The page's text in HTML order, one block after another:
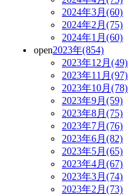
2024年3月(60)
2024年2月(75)
2024年1月(60)
open2023年(854)
2023年12月(49)
2023年11月(97)
2023年10月(78)
2023年9月(59)
2023年8月(75)
2023年7月(76)
2023年6月(82)
2023年5月(65)
2023年4月(67)
2023年3月(74)
2023年2月(73)